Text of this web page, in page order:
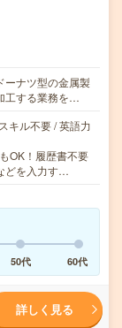
ナツ型の金属製
工する業務を…
キル不要 / 英語力
OK！履歴書不要
どを入力す…
50代 60代
詳しく見る